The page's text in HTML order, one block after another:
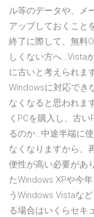
ル等のデータや、メ
アップしておくこと
終了に際して、無料
しくない方へ…Vista
に古いと考えられま
Windowsに対応でき
なくなると思われま
くPCを購入し、古
るのか…中途半端に
なくなりますから、
便性が高い必要があ
たWindows XPや今
うWindows Vistaな
る場合はいくらセキ